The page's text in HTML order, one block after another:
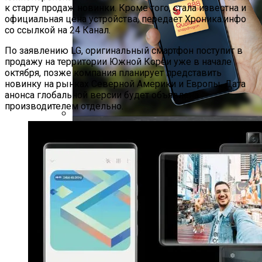
Китай Готовит Путешествие К Луне
Смартфонов AnTuTu — Супермощные
Смартфоны На Базе Snapdragon 888
к старту продаж новинки. Кроме того, стала известна и
официальная цена устройства, передает Хроника.инфо
со ссылкой на 24 Канал.
По заявлению LG, оригинальный смартфон поступит в
продажу на территории Южной Кореи уже в начале
октября, позже компания планирует представить
новинку на рынках Северной Америки и Европы. Дата
анонса глобальной версии будет объявлена
производителем отдельно.